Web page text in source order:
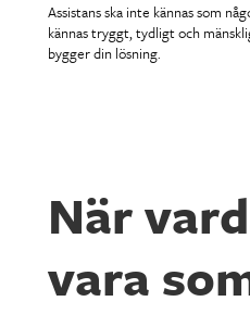
Assistans ska inte kännas som
kännas tryggt, tydligt och
bygger din lösning.
När
vara